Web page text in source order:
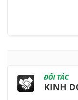
ĐỐI TÁC
KINH